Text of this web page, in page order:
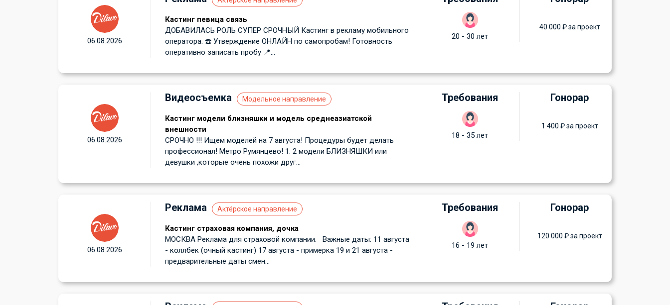
Кастинг певица связь
ДОБАВИЛАСЬ РОЛЬ СУПЕР СРОЧНЫЙ Кастинг в рекламу мобильного
оператора. ☎️ Утверждение ОНЛАЙН по самопробам! Готовность
оперативно записать пробу 📍...
20 - 30 лет
40 000 ₽ за проект
06.08.2026
Видеосъемка Модельное направление
Кастинг модели близняшки и модель среднеазиатской
внешности
СРОЧНО !!! Ищем моделей на 7 августа! Процедуры будет делать
профессионал! Метро Румянцево! 1. 2 модели БЛИЗНЯШКИ или
девушки ,которые очень похожи друг...
Требования
18 - 35 лет
Гонорар
1 400 ₽ за проект
06.08.2026
Реклама Актёрское направление
Кастинг страховая компания, дочка
МОСКВА Реклама для страховой компании. Важные даты: 11 августа
- коллбек (очный кастинг) 17 августа - примерка 19 и 21 августа -
предварительные даты смен...
Требования
16 - 19 лет
Гонорар
120 000 ₽ за проект
06.08.2026